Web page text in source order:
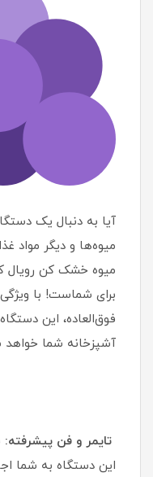
آیا به دنبال یک
میوه‌ها و دیگر مواد
برای شماست! با
فوق‌العاده، این
آشپزخانه شما
تایمر و فن پیشرفته:
این دستگاه به شما